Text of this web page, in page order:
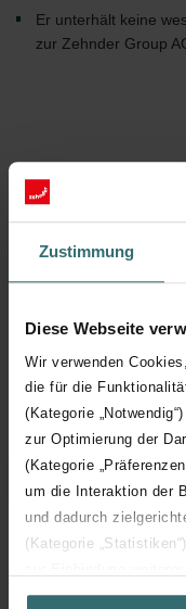
Zustimmung
Diese Webseite
Wir verwenden Cookies,
die für die
(Kategorie „Notwendig“)
zur Optimierung der
(Kategorie
um die Interaktion der
und dadurch
(Kategorie „Statistiken“)
(Kategorie „Marketing“)
Er unterhält keine
zur Zehnder Group
Weitere wesentliche
Geschäftsführer der
Präsident des
Mitglied des
Verwaltungsrat